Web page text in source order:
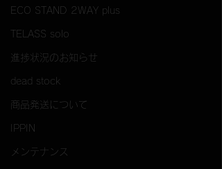
ECO STAND 2WAY plus
TELASS solo
進捗状況のお知らせ
dead stock
商品発送について
IPPIN
メンテナンス